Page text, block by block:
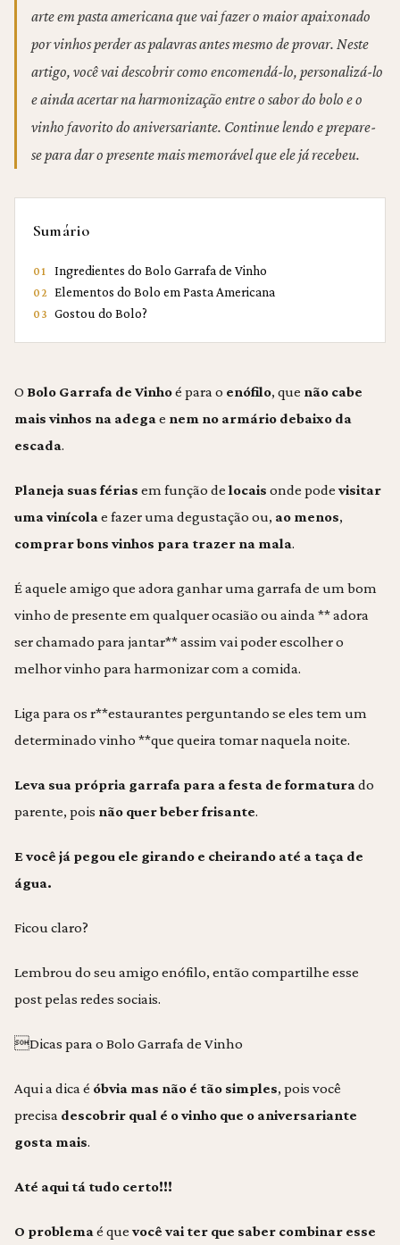
arte em pasta americana que vai fazer o maior apaixonado
por vinhos perder as palavras antes mesmo de provar. Neste
artigo, você vai descobrir como encomendá-lo, personalizá-lo
e ainda acertar na harmonização entre o sabor do bolo e o
vinho favorito do aniversariante. Continue lendo e prepare-
se para dar o presente mais memorável que ele já recebeu.
Sumário
01 Ingredientes do Bolo Garrafa de Vinho
02 Elementos do Bolo em Pasta Americana
03 Gostou do Bolo?
O Bolo Garrafa de Vinhoé para o enófilo, que não cabe
mais vinhos na adegae nem no armário debaixo da
escada.
Planeja suas férias em função delocais onde pode visitar
uma vinícolae fazer uma degustação ou, ao menos,
comprarbons vinhos para trazer na mala.
É aquele amigo que adora ganhar uma garrafa de um bom
vinho de presente em qualquer ocasião ou ainda ** adora
ser chamado para jantar** assim vai poder escolher o
melhor vinho para harmonizar com a comida.
Liga para os r**estaurantes perguntando se eles tem um
determinado vinho **que queira tomar naquela noite.
Leva sua própria garrafa para a festa de formaturado
parente, pois não quer beber frisante.
E você já pegou ele girando e cheirando até a taça de
água.
Ficou claro?
Lembrou do seu amigo enófilo, então compartilhe esse
post pelas redes sociais.
Dicas para o Bolo Garrafa de Vinho
Aqui a dica é óbvia mas não é tão simples, pois você
precisa descobrir qual é o vinho que o aniversariante
gosta mais.
Até aqui tá tudo certo!!!
O problemaé que você vai ter que saber combinar esse